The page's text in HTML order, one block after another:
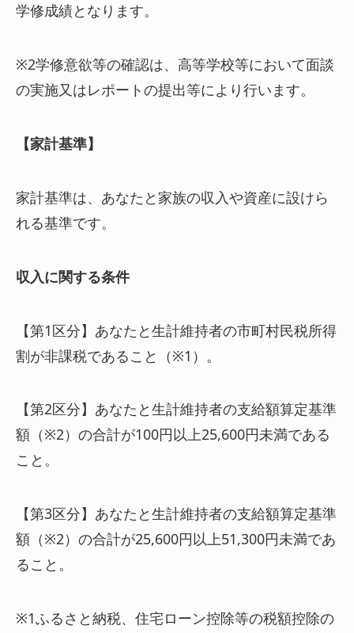
学修成績となります。
※2学修意欲等の確認は、高等学校等において面談
の実施又はレポートの提出等により行います。
【家計基準】
家計基準は、あなたと家族の収入や資産に設けら
れる基準です。
収入に関する条件
【第1区分】あなたと生計維持者の市町村民税所得
割が非課税であること（※1）。
【第2区分】あなたと生計維持者の支給額算定基準
額（※2）の合計が100円以上25,600円未満である
こと。
【第3区分】あなたと生計維持者の支給額算定基準
額（※2）の合計が25,600円以上51,300円未満であ
ること。
※1ふるさと納税、住宅ローン控除等の税額控除の